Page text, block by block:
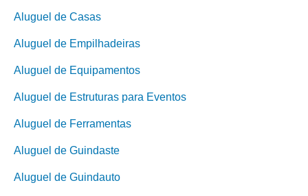
Aluguel de Casas
Aluguel de Empilhadeiras
Aluguel de Equipamentos
Aluguel de Estruturas para Eventos
Aluguel de Ferramentas
Aluguel de Guindaste
Aluguel de Guindauto